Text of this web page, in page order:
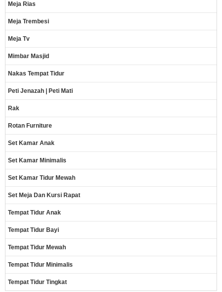
Meja Rias
Meja Trembesi
Meja Tv
Mimbar Masjid
Nakas Tempat Tidur
Peti Jenazah | Peti Mati
Rak
Rotan Furniture
Set Kamar Anak
Set Kamar Minimalis
Set Kamar Tidur Mewah
Set Meja Dan Kursi Rapat
Tempat Tidur Anak
Tempat Tidur Bayi
Tempat Tidur Mewah
Tempat Tidur Minimalis
Tempat Tidur Tingkat